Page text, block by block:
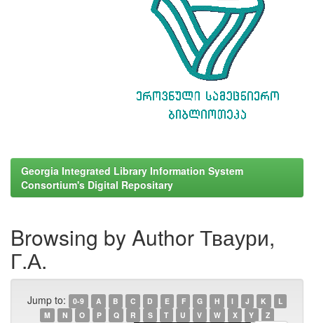
Georgia Integrated Library Information System
Consortium's Digital Repositary
Browsing by Author Тваури,
Г.А.
Jump to: 0-9 A B C D E F G H I J K
L
M
N O P Q R S T U V W X Y Z